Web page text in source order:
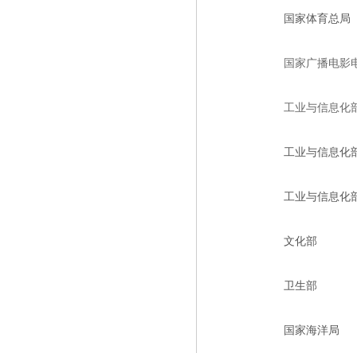
国家体育总局
国家广播电影
工业与信息化
工业与信息化
工业与信息化
文化部
卫生部
国家海洋局